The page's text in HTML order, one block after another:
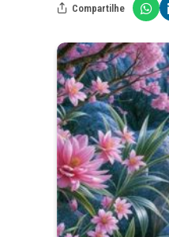
Compartilhe